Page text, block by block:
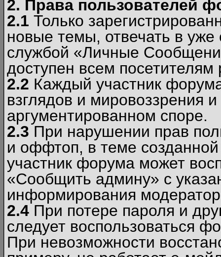
2. Права пользователей
2.1 Только
новые темы, отвечать в
службой «Личные
доступен всем посетителям
2.2 Каждый участник
взглядов и мировоззрения
аргументированном споре.
2.3 При нарушении прав
и оффтоп, в теме
участник форума может
«Сообщить админу» с
информирования
2.4 При потере пароля и
следует воспользоваться
При невозможности